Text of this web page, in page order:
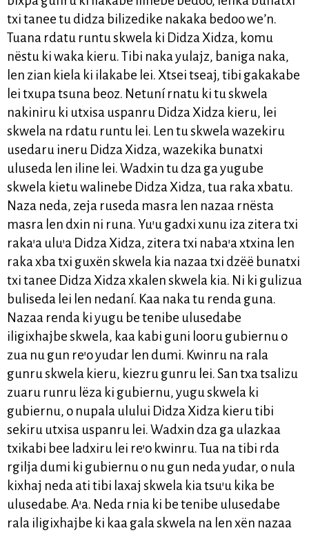
txi tanee tu didza bilizedike nakaka bedoo we’n.
Tuana rdatu runtu skwela ki Didza Xidza, komu
nëstu ki waka kieru. Tibi naka yulajz, baniga naka,
len zian kiela ki ilakabe lei. Xtsei tseaj, tibi gakakabe
lei txupa tsuna beoz. Netuní rnatu ki tu skwela
nakiniru ki utxisa uspanru Didza Xidza kieru, lei
skwela na rdatu runtu lei. Len tu skwela wazekiru
usedaru ineru Didza Xidza, wazekika bunatxi
uluseda len iline lei. Wadxin tu dza ga yugube
skwela kietu walinebe Didza Xidza, tua raka xbatu.
Naza neda, zeja ruseda masra len nazaa rnësta
masra len dxin ni runa. Yu’u gadxi xunu iza zitera txi
raka’a ulu’a Didza Xidza, zitera txi naba’a xtxina len
raka xba txi guxën skwela kia nazaa txi dzëë bunatxi
txi tanee Didza Xidza xkalen skwela kia. Ni ki gulizua
buliseda lei len nedaní. Kaa naka tu renda guna.
Nazaa renda ki yugu be tenibe ulusedabe
iligixhajbe skwela, kaa kabi guni looru gubiernu o
zua nu gun re’o yudar len dumi. Kwinru na rala
gunru skwela kieru, kiezru gunru lei. San txa tsalizu
zuaru runru lëza ki gubiernu, yugu skwela ki
gubiernu, o nupala ulului Didza Xidza kieru tibi
sekiru utxisa uspanru lei. Wadxin dza ga ulazkaa
txikabi bee ladxiru lei re’o kwinru. Tua na tibi rda
rgilja dumi ki gubiernu o nu gun neda yudar, o nula
kixhaj neda ati tibi laxaj skwela kia tsu’u kika be
ulusedabe. A’a. Neda rnia ki be tenibe ulusedabe
rala iligixhajbe ki kaa gala skwela na len xën nazaa